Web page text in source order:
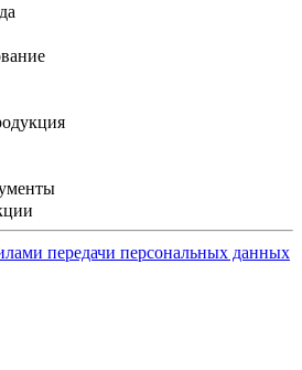
передачи персональных данных